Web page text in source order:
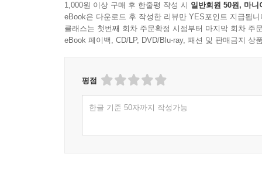
1,000원 이상 구매 후 한줄평 작성 시 일반회원 50원, 마니
eBook은 다운로드 후 작성한 리뷰만 YES포인트 지급됩니
클래스는 첫번째 회차 주문확정 시점부터 마지막 회차 주
eBook 페이백, CD/LP, DVD/Blu-ray, 패션 및 판매금지 상
평점
한글 기준 50자까지 작성가능